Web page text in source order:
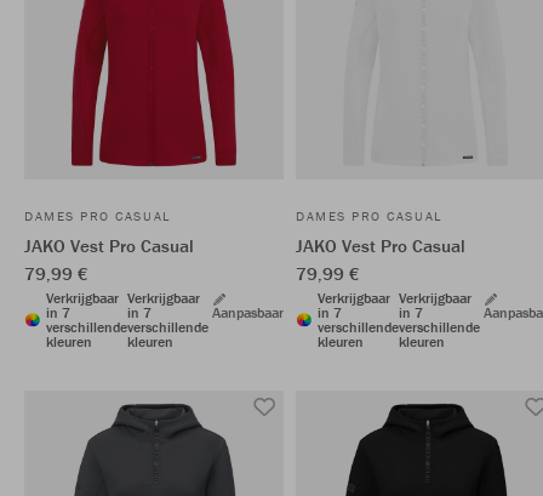
DAMES PRO CASUAL
JAKO Vest Pro Casual
79,99 €
Verkrijgbaar
in 7
verschillende
kleuren
Verkrijgbaar
in 7
verschillende
kleuren
Aanpasbaar
DAMES PRO CASUAL
JAKO Vest Pro Casual
79,99 €
Verkrijgbaar
in 7
verschillende
kleuren
Verkrijgbaar
in 7
verschillende
kleuren